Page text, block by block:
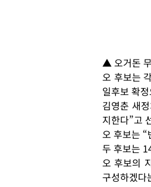
▲ 오거돈
오 후보는
일후보 확
김영춘 새
지한다”고
오 후보는
두 후보는
오 후보의
구성하겠다